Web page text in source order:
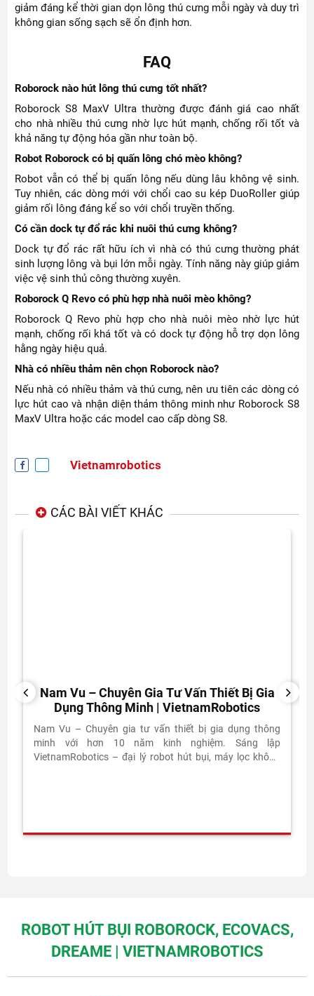
giảm đáng kể thời gian dọn lông thú cưng mỗi ngày và duy trì
không gian sống sạch sẽ ổn định hơn.
FAQ
Roborock nào hút lông thú cưng tốt nhất?
Roborock S8 MaxV Ultra thường được đánh giá cao nhất
cho nhà nhiều thú cưng nhờ lực hút mạnh, chống rối tốt và
khả năng tự động hóa gần như toàn bộ.
Robot Roborock có bị quấn lông chó mèo không?
Robot vẫn có thể bị quấn lông nếu dùng lâu không vệ sinh.
Tuy nhiên, các dòng mới với chổi cao su kép DuoRoller giúp
giảm rối lông đáng kể so với chổi truyền thống.
Có cần dock tự đổ rác khi nuôi thú cưng không?
Dock tự đổ rác rất hữu ích vì nhà có thú cưng thường phát
sinh lượng lông và bụi lớn mỗi ngày. Tính năng này giúp giảm
việc vệ sinh thủ công thường xuyên.
Roborock Q Revo có phù hợp nhà nuôi mèo không?
Roborock Q Revo phù hợp cho nhà nuôi mèo nhờ lực hút
mạnh, chống rối khá tốt và có dock tự động hỗ trợ dọn lông
hằng ngày hiệu quả.
Nhà có nhiều thảm nên chọn Roborock nào?
Nếu nhà có nhiều thảm và thú cưng, nên ưu tiên các dòng có
lực hút cao và nhận diện thảm thông minh như Roborock S8
MaxV Ultra hoặc các model cao cấp dòng S8.
Vietnamrobotics
CÁC BÀI VIẾT KHÁC
PREVIOUSNam Vu – Chuyên Gia Tư Vấn Thiết Bị Gia
Dụng Thông Minh | VietnamRobotics
Nam Vu – Chuyên gia tư vấn thiết bị gia dụng thông
minh với hơn 10 năm kinh nghiệm. Sáng lập
VietnamRobotics – đại lý robot hút bụi, máy lọc không
NEXT
ROBOT HÚT BỤI ROBOROCK, ECOVACS,
DREAME | VIETNAMROBOTICS